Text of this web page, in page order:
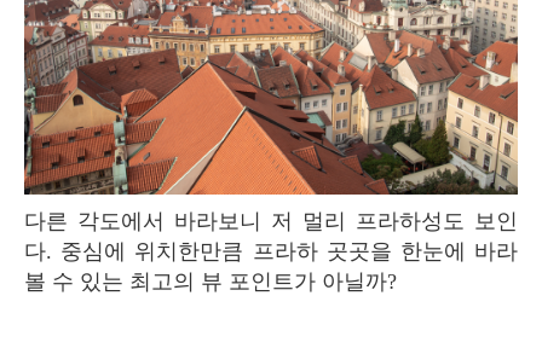
다른 각도에서 바라보니 저 멀리 프라하성도 보인
다. 중심에 위치한만큼 프라하 곳곳을 한눈에 바라
볼 수 있는 최고의 뷰 포인트가 아닐까?